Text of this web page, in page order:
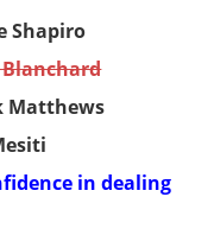
Shapiro
Blanchard
Matthews
in dealing